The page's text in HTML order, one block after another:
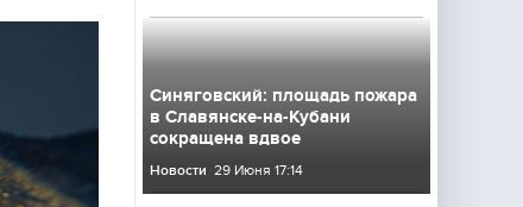
Синяговский: площадь пожара
в Славянске-на-Кубани
сокращена вдвое
Новости 29 Июня 17:14